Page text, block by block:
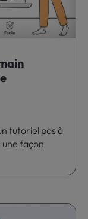
tutoriel pas à
une façon